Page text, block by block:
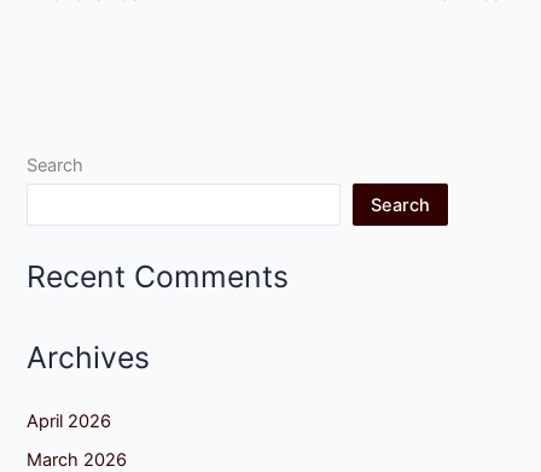
Search
Search
Recent Comments
Archives
April 2026
March 2026